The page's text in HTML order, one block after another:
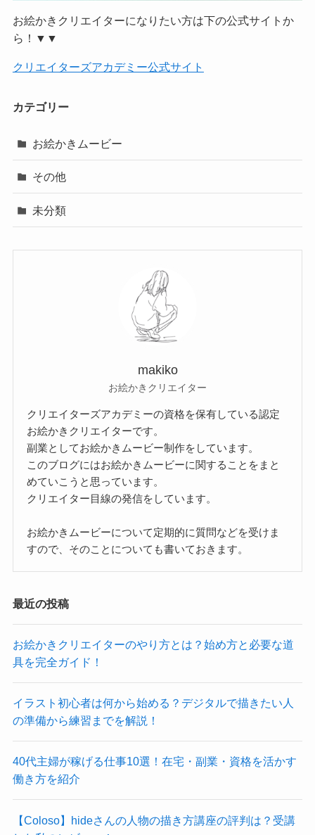
お絵かきクリエイターになりたい方は下の公式サイトか
ら！▼▼
クリエイターズアカデミー公式サイト
カテゴリー
お絵かきムービー
その他
未分類
makiko
お絵かきクリエイター
クリエイターズアカデミーの資格を保有している認定
お絵かきクリエイターです。
副業としてお絵かきムービー制作をしています。
このブログにはお絵かきムービーに関することをまと
めていこうと思っています。
クリエイター目線の発信をしています。
お絵かきムービーについて定期的に質問などを受けま
すので、そのことについても書いておきます。
最近の投稿
お絵かきクリエイターのやり方とは？始め方と必要な道
具を完全ガイド！
イラスト初心者は何から始める？デジタルで描きたい人
の準備から練習までを解説！
40代主婦が稼げる仕事10選！在宅・副業・資格を活かす
働き方を紹介
【Coloso】hideさんの人物の描き方講座の評判は？受講